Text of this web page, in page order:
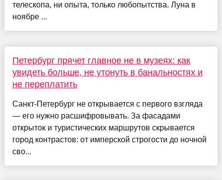
телескопа, ни опыта, только любопытства. Луна в
ноябре ...
Петербург прячет главное не в музеях: как
увидеть больше, не утонуть в банальностях и
не переплатить
Санкт-Петербург не открывается с первого взгляда
— его нужно расшифровывать. За фасадами
открыток и туристических маршрутов скрывается
город контрастов: от имперской строгости до ночной
сво...